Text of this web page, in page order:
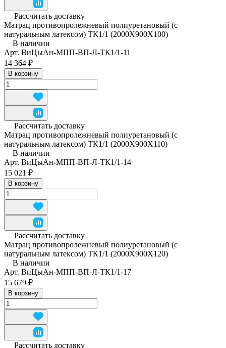
Рассчитать доставку
Матрац противопролежневый полиуретановый (с
натуральным латексом) ТК1/1 (2000Х900Х100)
В наличии
Арт. ВиЦыАн-МПП-ВП-Л-ТК1/1-11
14 364 ₽
В корзину
Рассчитать доставку
Матрац противопролежневый полиуретановый (с
натуральным латексом) ТК1/1 (2000Х900Х110)
В наличии
Арт. ВиЦыАн-МПП-ВП-Л-ТК1/1-14
15 021 ₽
В корзину
Рассчитать доставку
Матрац противопролежневый полиуретановый (с
натуральным латексом) ТК1/1 (2000Х900Х120)
В наличии
Арт. ВиЦыАн-МПП-ВП-Л-ТК1/1-17
15 679 ₽
В корзину
Рассчитать доставку